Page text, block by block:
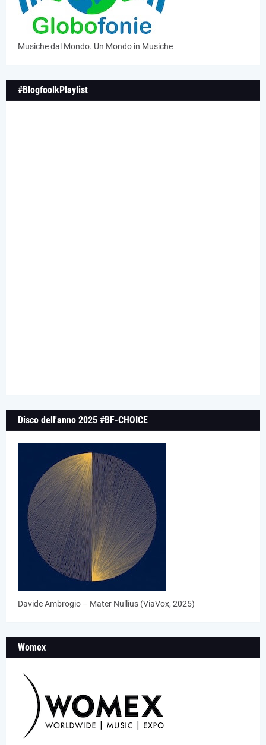
Musiche dal Mondo. Un Mondo in Musiche
#BlogfoolkPlaylist
Disco dell'anno 2025 #BF-CHOICE
Davide Ambrogio – Mater Nullius (ViaVox, 2025)
Womex